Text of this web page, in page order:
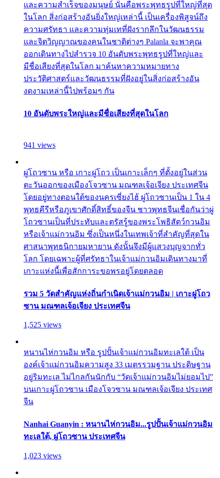
และความสำเร็จของมนุษย์ นั่นคือพระพุทธรูปที่ใหญ่ที่สุด
ในโลก สิ่งก่อสร้างอันยิ่งใหญ่เหล่านี้ เป็นเครื่องพิสูจน์ถึง
ความศรัทธา และความทุ่มเทที่ฝังรากลึกในวัฒนธรรม
และจิตวิญญาณของคนในชาติต่างๆ Palanla จะพาคุณ
ออกเดินทางไปสำรวจ 10 อันดับพระพุทธรูปที่ใหญ่และ
มีชื่อเสียงที่สุดในโลก มาค้นหาความหมายทาง
ประวัติศาสตร์และวัฒนธรรมที่ฝังอยู่ในสิ่งก่อสร้างอัน
งดงามเหล่านี้ไปพร้อมๆ กัน
10 อันดับพระใหญ่และมีชื่อเสียงที่สุดในโลก
941 views
ผู่โถวซาน หรือ เกาะผู่โถว เป็นเกาะเล็กๆ ที่ตั้งอยู่ในส่วน
ตะวันออกของเมืองโจวซาน มณฑลเจ้อเจียง ประเทศจีน
โดยอยู่ทางตอนใต้ของนครเซี่ยงไฮ้ ผู่โถวซานเป็น 1 ใน 4
พุทธคีรีหรือภูเขาศักดิ์สิทธิ์ของจีน ชาวพุทธจีนเชื่อกันว่าผู่
โถวซานเป็นที่ประทับและตรัสรู้ของพระโพธิสัตว์กวนอิม
หรือเจ้าแม่กวนอิม ซึ่งเป็นหนึ่งในเทพเจ้าที่สำคัญที่สุดใน
ศาสนาพุทธนิกายมหายาน ดังนั้นจึงมีผู้แสวงบุญจากทั่ว
โลก โดยเฉพาะผู้ที่ศรัทธาในเจ้าแม่กวนอิมเดินทางมาที่
เกาะแห่งนี้เพื่อสักการะขอพรอยู่โดยตลอด
รวม 5 วัดสำคัญแห่งถิ่นกำเนิดเจ้าแม่กวนอิม | เกาะผู่โถว
ซาน มณฑลเจ้อเจียง ประเทศจีน
1,525 views
หนานไห่กวนอิม หรือ รูปปั้นเจ้าแม่กวนอิมทะเลใต้ เป็น
องค์เจ้าแม่กวนอิมความสูง 33 เมตรรวมฐาน ประดิษฐาน
อยู่ริมทะเล ไม่ไกลกันนักกับ “วัดเจ้าแม่กวนอิมไม่ยอมไป”
บนเกาะผู่โถวซาน เมืองโจวซาน มณฑลเจ้อเจียง ประเทศ
จีน
Nanhai Guanyin : หนานไห่กวนอิม...รูปปั้นเจ้าแม่กวนอิม
ทะเลใต้, ผู่โถวซาน ประเทศจีน
1,023 views